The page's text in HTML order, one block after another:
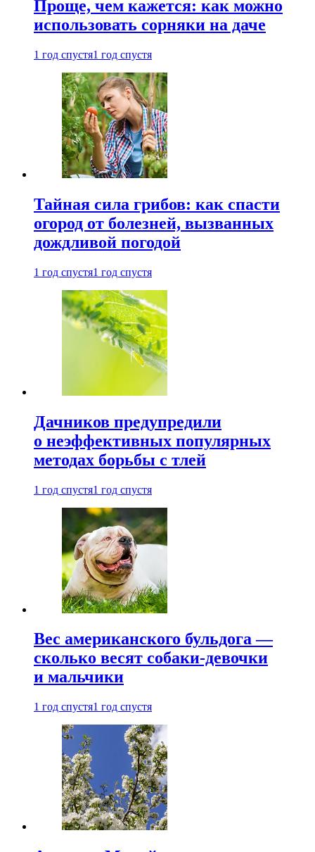
Проще, чем кажется: как можно
использовать сорняки на даче
1 год спустя1 год спустя
Тайная сила грибов: как спасти
огород от болезней, вызванных
дождливой погодой
1 год спустя1 год спустя
Дачников предупредили
о неэффективных популярных
методах борьбы с тлей
1 год спустя1 год спустя
Вес американского бульдога —
сколько весят собаки-девочки
и мальчики
1 год спустя1 год спустя